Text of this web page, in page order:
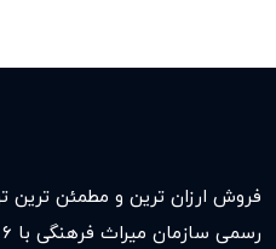
فروش ارزان ترین و مطمئن ترین
رسمی سازمان میراث فرهنگی با ۶ سال سابقه درخشان